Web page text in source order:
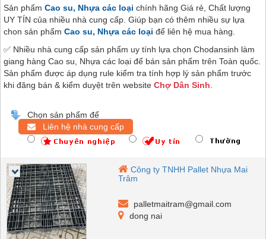
Sản phẩm Cao su, Nhựa các loại chính hãng Giá rẻ, Chất lượng
UY TÍN của nhiều nhà cung cấp. Giúp bạn có thêm nhiều sự lựa
chon sản phẩm Cao su, Nhựa các loại để liên hệ mua hàng.
✅ Nhiều nhà cung cấp sản phẩm uy tính lựa chọn Chodansinh làm
giang hàng Cao su, Nhựa các loại để bán sản phẩm trên Toàn quốc.
Sản phẩm được áp dụng rule kiểm tra tính hợp lý sản phẩm trước
khi đăng bán & kiểm duyệt trên website Chợ Dân Sinh.
Chọn sản phẩm để
Liên hệ nhà cung cấp
Công ty TNHH Pallet Nhựa Mai
Trâm
palletmaitram@gmail.com
dong nai